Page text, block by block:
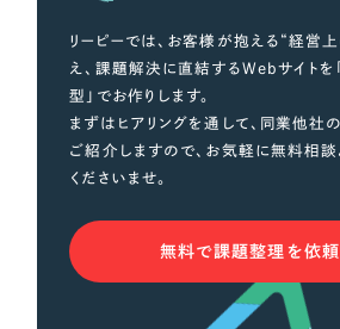
リーピーでは、お客様が抱える“経営
え、課題解決に直結するWebサイトを
型」でお作りします。
まずはヒアリングを通して、同業他社
ご紹介しますので、お気軽に無料相
くださいませ。
無料で課題整理を依頼